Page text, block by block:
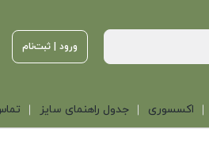
ورود | ثبت‌نام
اکسسوری جدول راهنمای سایز